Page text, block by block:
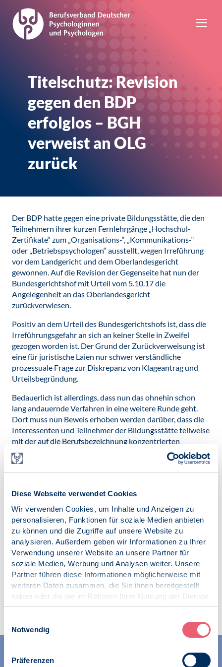
Diese Webseite verwendet Cookies
Wir verwenden Cookies, um Inhalte und Anzeigen zu
personalisieren, Funktionen für soziale Medien anbieten
zu können und die Zugriffe auf unsere Website zu
analysieren. Außerdem geben wir Informationen zu Ihrer
Verwendung unserer Website an unsere Partner für
soziale Medien, Werbung und Analysen weiter. Unsere
Partner führen diese Informationen möglicherweise mit
weiteren Daten zusammen, die Sie ihnen bereitgestellt
haben oder die sie im Rahmen Ihrer Nutzung der Dienste
gesammelt haben.
Notwendig
Präferenzen
Titelschutz: Revision
gegen den BDP
erfolglos – BGH
verweist an OLG
zurück
Der BDP hatte gegen eine private Bildungsstätte, die den
Teilnehmern ihrer kurzen Fernlehrgänge „Hochschul-
Zertifikate“ zum „Organisations-“, „Kommunikations-“
oder „Betriebspsychologen“ ausstellt, wegen Irreführung
vor dem Landgericht und dem Oberlandesgericht
gewonnen. Auf die Revision der Gegenseite hat nun der
Bundesgerichtshof mit Urteil vom 5.10.17 die
Angelegenheit an das Oberlandesgericht
zurückverwiesen.
Positiv an dem Urteil des Bundesgerichtshofs ist, dass die
Irreführungsgefahr an sich an keiner Stelle in Zweifel
gezogen worden ist. Der Grund der Zurückverweisung ist
eine für juristische Laien nur schwer verständliche
prozessuale Frage zur Diskrepanz von Klageantrag und
Urteilsbegründung.
Bedauerlich ist allerdings, dass nun das ohnehin schon
lang andauernde Verfahren in eine weitere Runde geht.
Dort muss nun Beweis erhoben werden darüber, dass die
Interessenten und Teilnehmer der Bildungsstätte teilweise
mit der auf die Berufsbezeichnung konzentrierten
Werbung der Bildungsstätte in die Irre geführt werden.
Das OLG hatte das mit dem BDP für selbstverständlich
gehalten. Der BDP ist zuversichtlich, dass nun in einem
Psychologen nur solche sind, die Psychologie in einem
Hauptfachstudium studiert haben.
Veröffentlicht am:
22.01.2018
Zur Übersicht